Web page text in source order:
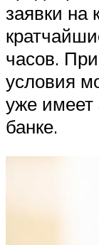
заявки на
часов.
условия
уже имеет
банке.